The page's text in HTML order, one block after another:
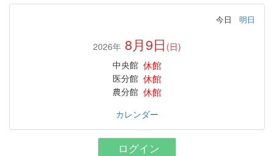
今日 明日
2026年 8月9日 (日)
中央館 休館
医分館 休館
農分館 休館
カレンダー
ログイン